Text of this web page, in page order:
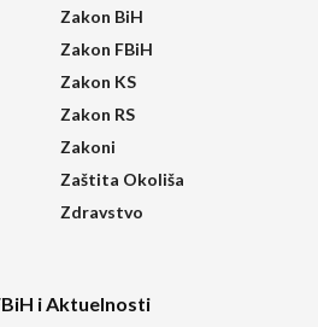
Zakon BiH
Zakon FBiH
Zakon KS
Zakon RS
Zakoni
Zaštita Okoliša
Zdravstvo
i Aktuelnosti